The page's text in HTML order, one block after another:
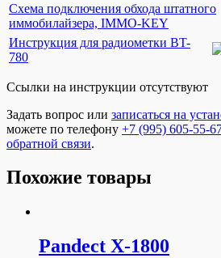
Схема подключения обхода штатного
иммобилайзера, IMMO-KEY
Инструкция для радиометки BT-
780
Ссылки на инструкции отсутствуют
Задать вопрос или записаться на
можете по телефону +7 (995) 605-55-
обратной связи.
Похожие товары
Pandect X-1800